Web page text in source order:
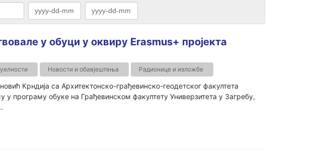
у обуци у оквиру Erasmus+ пројекта
Новости и обавјештења Радионице и изложбе
Крндија са Архитектонско-грађевинско-геодетског факултета
у програму обуке на Грађевинском факултету Универзитета у Загребу,